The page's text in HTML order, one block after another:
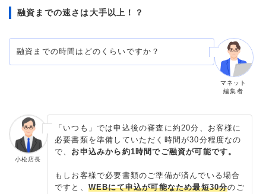
融資までの速さは大手以上！？
融資までの時間はどのくらいですか？
マネット
編集者
小松店長
「いつも」では申込後の審査に 約20分
、お客様に
必要書類を準備していただく時間が30分程度なの
で、 お申込みから約1時間でご融資が可能です。
もしお客様で必要書類のご準備が済んでいる場合
ですと、 WEBにて申込が可能なため最短30分のご